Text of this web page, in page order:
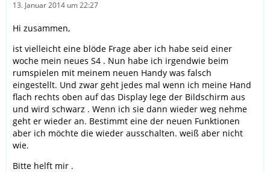
13. Januar 2014 um 22:27
Hi zusammen,
ist vielleicht eine blöde Frage aber ich habe seid einer
woche mein neues S4 . Nun habe ich irgendwie beim
rumspielen mit meinem neuen Handy was falsch
eingestellt. Und zwar geht jedes mal wenn ich meine Hand
flach rechts oben auf das Display lege der Bildschirm aus
und wird schwarz . Wenn ich sie dann wieder weg nehme
geht er wieder an. Bestimmt eine der neuen Funktionen
aber ich möchte die wieder ausschalten. weiß aber nicht
wie.
Bitte helft mir .